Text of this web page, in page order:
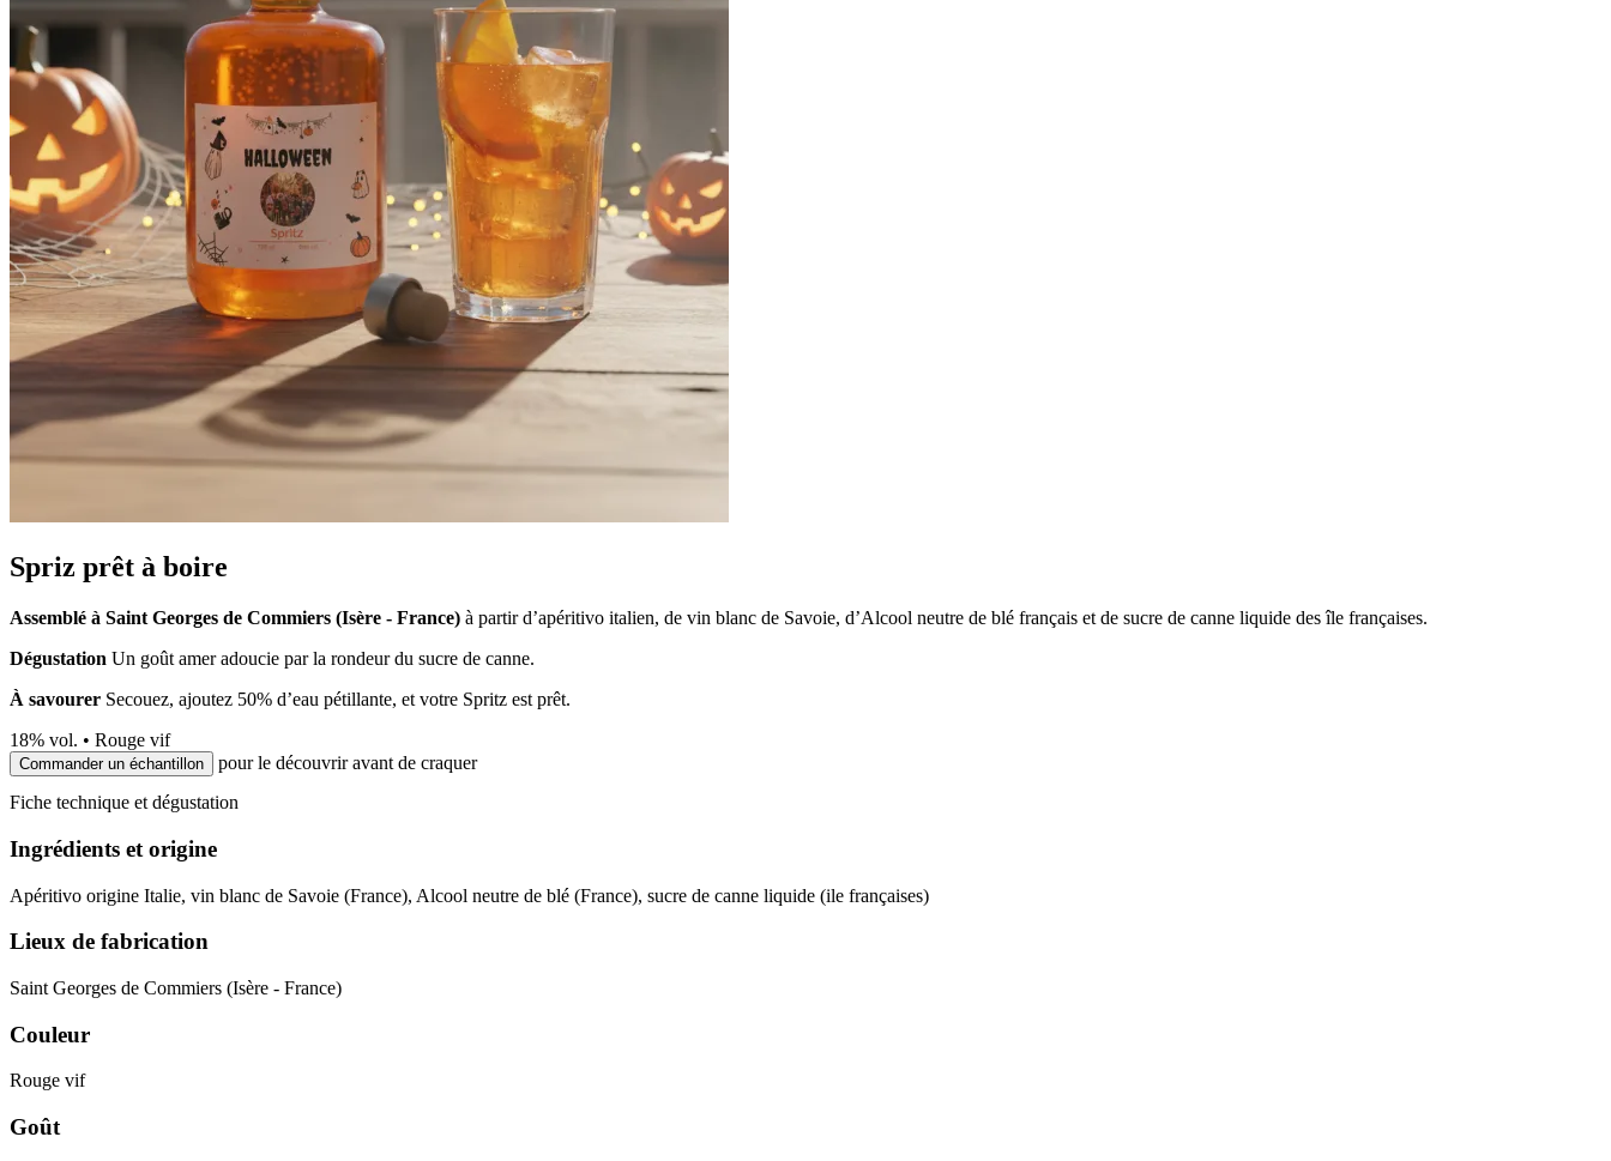
Spriz prêt à boire
Assemblé à Saint Georges de Commiers (Isère - France) à partir d’apéritivo italien, de vin blanc de Savoie, d’Alcool neutre de blé français et de sucre de canne liquide des île françaises.
Dégustation Un goût amer adoucie par la rondeur du sucre de canne.
À savourer Secouez, ajoutez 50% d’eau pétillante, et votre Spritz est prêt.
18% vol. • Rouge vif
Commander un échantillon
pour le découvrir avant de craquer
Fiche technique et dégustation
Ingrédients et origine
Apéritivo origine Italie, vin blanc de Savoie (France), Alcool neutre de blé (France), sucre de canne liquide (ile françaises)
Lieux de fabrication
Saint Georges de Commiers (Isère - France)
Couleur
Rouge vif
Goût